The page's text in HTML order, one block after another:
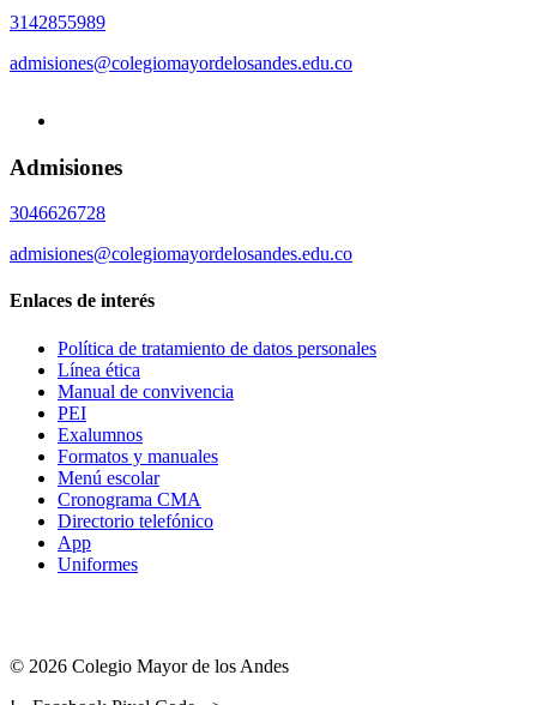
3142855989
admisiones@colegiomayordelosandes.edu.co
Admisiones
3046626728
admisiones@colegiomayordelosandes.edu.co
Enlaces de interés
Política de tratamiento de datos personales
Línea ética
Manual de convivencia
PEI
Exalumnos
Formatos y manuales
Menú escolar
Cronograma CMA
Directorio telefónico
App
Uniformes
© 2026 Colegio Mayor de los Andes